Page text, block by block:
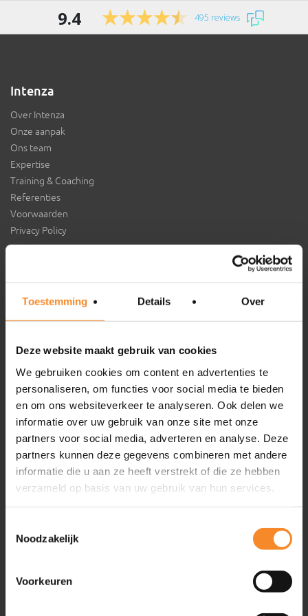
Toestemming Details Over
Deze website maakt gebruik van cookies
We gebruiken cookies om content en advertenties te
personaliseren, om functies voor social media te bieden
en om ons websiteverkeer te analyseren. Ook delen we
informatie over uw gebruik van onze site met onze
partners voor social media, adverteren en analyse. Deze
partners kunnen deze gegevens combineren met andere
informatie die u aan ze heeft verstrekt of die ze hebben
verzameld op basis van uw gebruik van hun services.
Noodzakelijk
Voorkeuren
9.4 495 reviews
Intenza
Over Intenza
Onze aanpak
Ons team
Expertise
Training & Coaching
Referenties
Voorwaarden
Privacy Policy
Inspiratie
Artikelen
Evenementen
Friend of Intenza
Geplande evenementen 2
Training & Coaching